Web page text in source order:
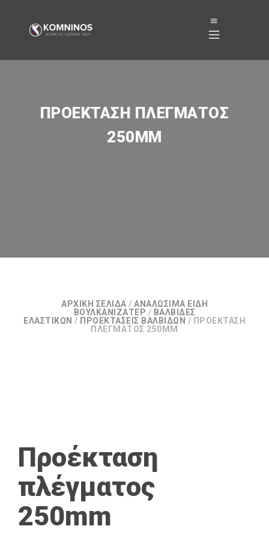
ΠΡΟΈΚΤΑΣΗ ΠΛΈΓΜΑΤΟΣ
250MM
ΑΡΧΙΚΉ ΣΕΛΊΔΑ / ΑΝΑΛΏΣΙΜΑ ΕΊΔΗ
ΒΟΥΛΚΑΝΙΖΑΤΕΡ / ΒΑΛΒΊΔΕΣ
ΕΛΑΣΤΙΚΏΝ / ΠΡΟΕΚΤΆΣΕΙΣ ΒΑΛΒΊΔΩΝ / ΠΡΟΈΚΤΑΣΗ
ΠΛΈΓΜΑΤΟΣ 250MM
Προέκταση
πλέγματος
250mm